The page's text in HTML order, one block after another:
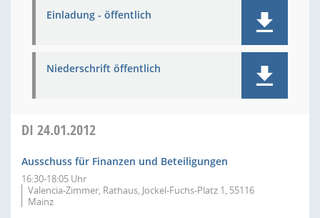
Einladung - öffentlich
Niederschrift öffentlich
DI 24.01.2012
Ausschuss für Finanzen und Beteiligungen
16:30-18:05 Uhr
Valencia-Zimmer, Rathaus, Jockel-Fuchs-Platz 1, 55116
Mainz